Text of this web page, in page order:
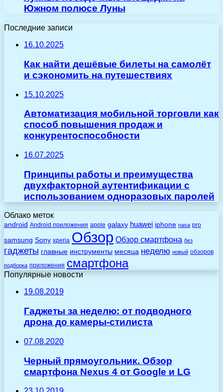
Южном полюсе Луны
Последние записи
16.10.2025
Как найти дешёвые билеты на самолёт
и сэкономить на путешествиях
15.10.2025
Автоматизация мобильной торговли как
способ повышения продаж и
конкурентоспособности
16.07.2025
Принципы работы и преимущества
двухфакторной аутентификации с
использованием одноразовых паролей
Облако меток
android Android приложения apple galaxy huawei iphone nasa pro
samsung Sony xperia Обзор Обзор смартфона без
гаджеты главные инструменты месяца неделю новый обзоров
подборка приложения смартфона
Популярные новости
19.08.2019
Гаджеты за неделю: от подводного
дрона до камеры-стилиста
07.08.2020
Черный прямоугольник. Обзор
смартфона Nexus 4 от Google и LG